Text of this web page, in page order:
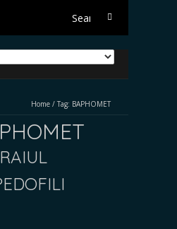
Search
Home / Tag: BAPHOMET